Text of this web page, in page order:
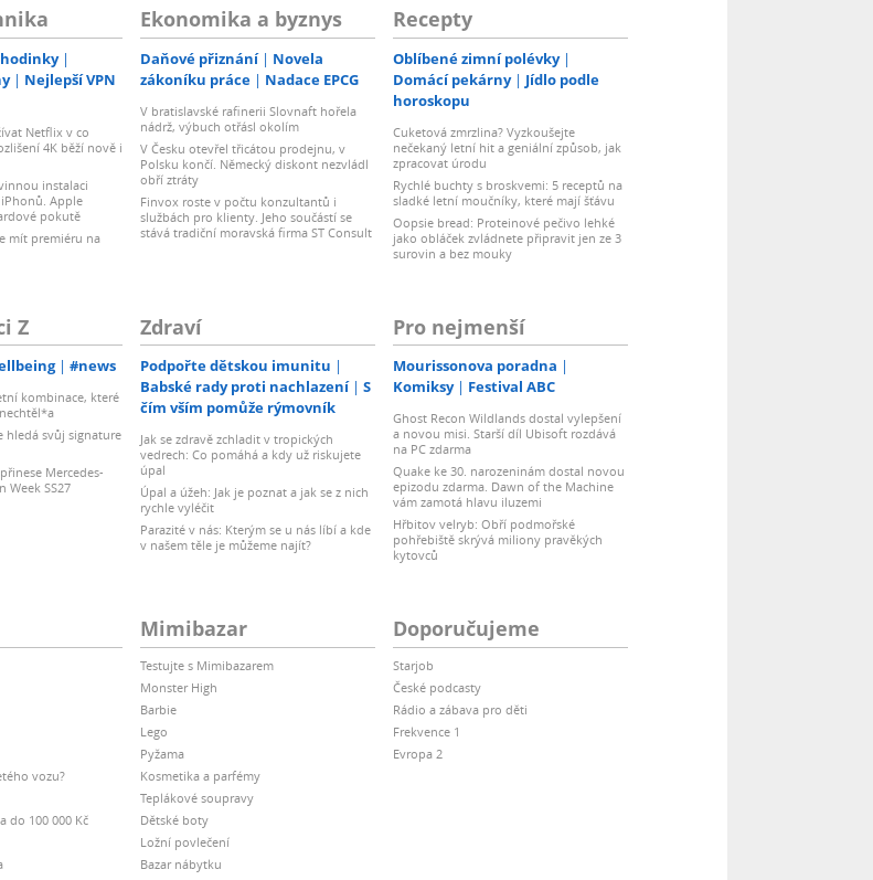
Nejlepší VPN
Netflix v co
4K běží nově i
instalaci
Apple
pokutě
mít premiéru na
Ekonomika a byznys
Daňové přiznání
Novela
zákoníku práce
Nadace EPCG
V bratislavské rafinerii Slovnaft hořela
nádrž, výbuch otřásl okolím
V Česku otevřel třicátou prodejnu, v
Polsku končí. Německý diskont nezvládl
obří ztráty
Finvox roste v počtu konzultantů i
službách pro klienty. Jeho součástí se
stává tradiční moravská firma ST Consult
Recepty
Oblíbené zimní polévky
Domácí pekárny
Jídlo podle
horoskopu
Cuketová zmrzlina? Vyzkoušejte
nečekaný letní hit a geniální způsob, jak
zpracovat úrodu
Rychlé buchty s broskvemi: 5 receptů na
sladké letní moučníky, které mají šťávu
Oopsie bread: Proteinové pečivo lehké
jako obláček zvládnete připravit jen ze 3
surovin a bez mouky
Z
#news
kombinace, které
hledá svůj signature
Mercedes-
Week SS27
Zdraví
Podpořte dětskou imunitu
Babské rady proti nachlazení
S
čím vším pomůže rýmovník
Jak se zdravě zchladit v tropických
vedrech: Co pomáhá a kdy už riskujete
úpal
Úpal a úžeh: Jak je poznat a jak se z nich
rychle vyléčit
Parazité v nás: Kterým se u nás líbí a kde
v našem těle je můžeme najít?
Pro nejmenší
Mourissonova poradna
Komiksy
Festival ABC
Ghost Recon Wildlands dostal vylepšení
a novou misi. Starší díl Ubisoft rozdává
na PC zdarma
Quake ke 30. narozeninám dostal novou
epizodu zdarma. Dawn of the Machine
vám zamotá hlavu iluzemi
Hřbitov velryb: Obří podmořské
pohřebiště skrývá miliony pravěkých
kytovců
vozu?
do 100 000 Kč
Mimibazar
Testujte s Mimibazarem
Monster High
Barbie
Lego
Pyžama
Kosmetika a parfémy
Teplákové soupravy
Dětské boty
Ložní povlečení
Bazar nábytku
Doporučujeme
Starjob
České podcasty
Rádio a zábava pro děti
Frekvence 1
Evropa 2